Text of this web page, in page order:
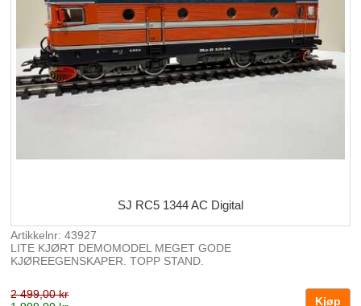
SJ RC5 1344 AC Digital
Artikkelnr: 43927
LITE KJØRT DEMOMODEL MEGET GODE
KJØREEGENSKAPER. TOPP STAND.
2 499,00 kr